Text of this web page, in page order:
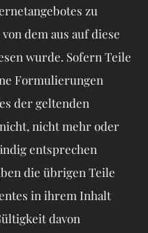
zu
dem aus auf diese
wurde. Sofern Teile
Formulierungen
der geltenden
nicht mehr oder
entsprechen
die übrigen Teile
in ihrem Inhalt
davon